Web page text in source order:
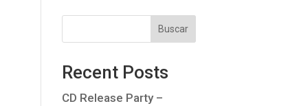
Buscar
Recent Posts
CD Release Party –